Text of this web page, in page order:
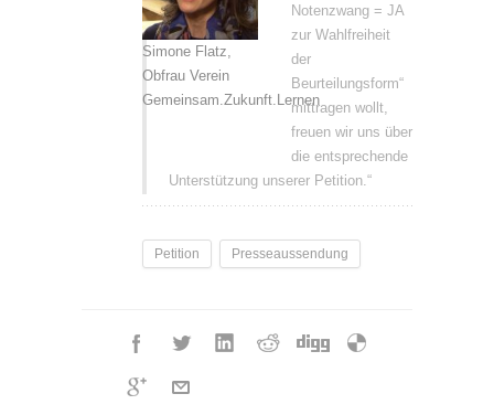
Simone Flatz,
Obfrau Verein
Gemeinsam.Zukunft.Lernen
Notenzwang = JA
zur Wahlfreiheit
der
Beurteilungsform“
mittragen wollt,
freuen wir uns über
die entsprechende
Unterstützung unserer Petition.“
Petition Presseaussendung